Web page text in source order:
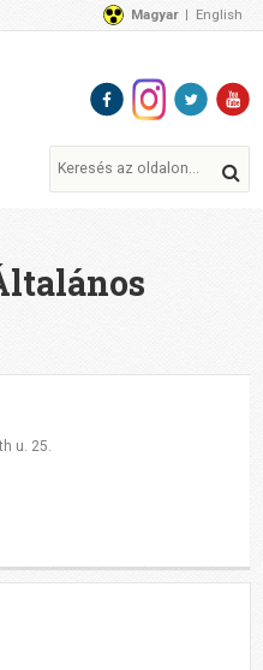
Magyar English
u. 25.